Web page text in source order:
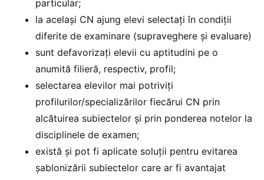
particular;
la același CN ajung elevi selectați în condiții
diferite de examinare (supraveghere și evaluare)
sunt defavorizați elevii cu aptitudini pe o
anumită filieră, respectiv, profil;
selectarea elevilor mai potriviți
profilurilor/specializărilor fiecărui CN prin
alcătuirea subiectelor și prin ponderea notelor la
disciplinele de examen;
există și pot fi aplicate soluții pentru evitarea
șablonizării subiectelor care ar fi avantajat